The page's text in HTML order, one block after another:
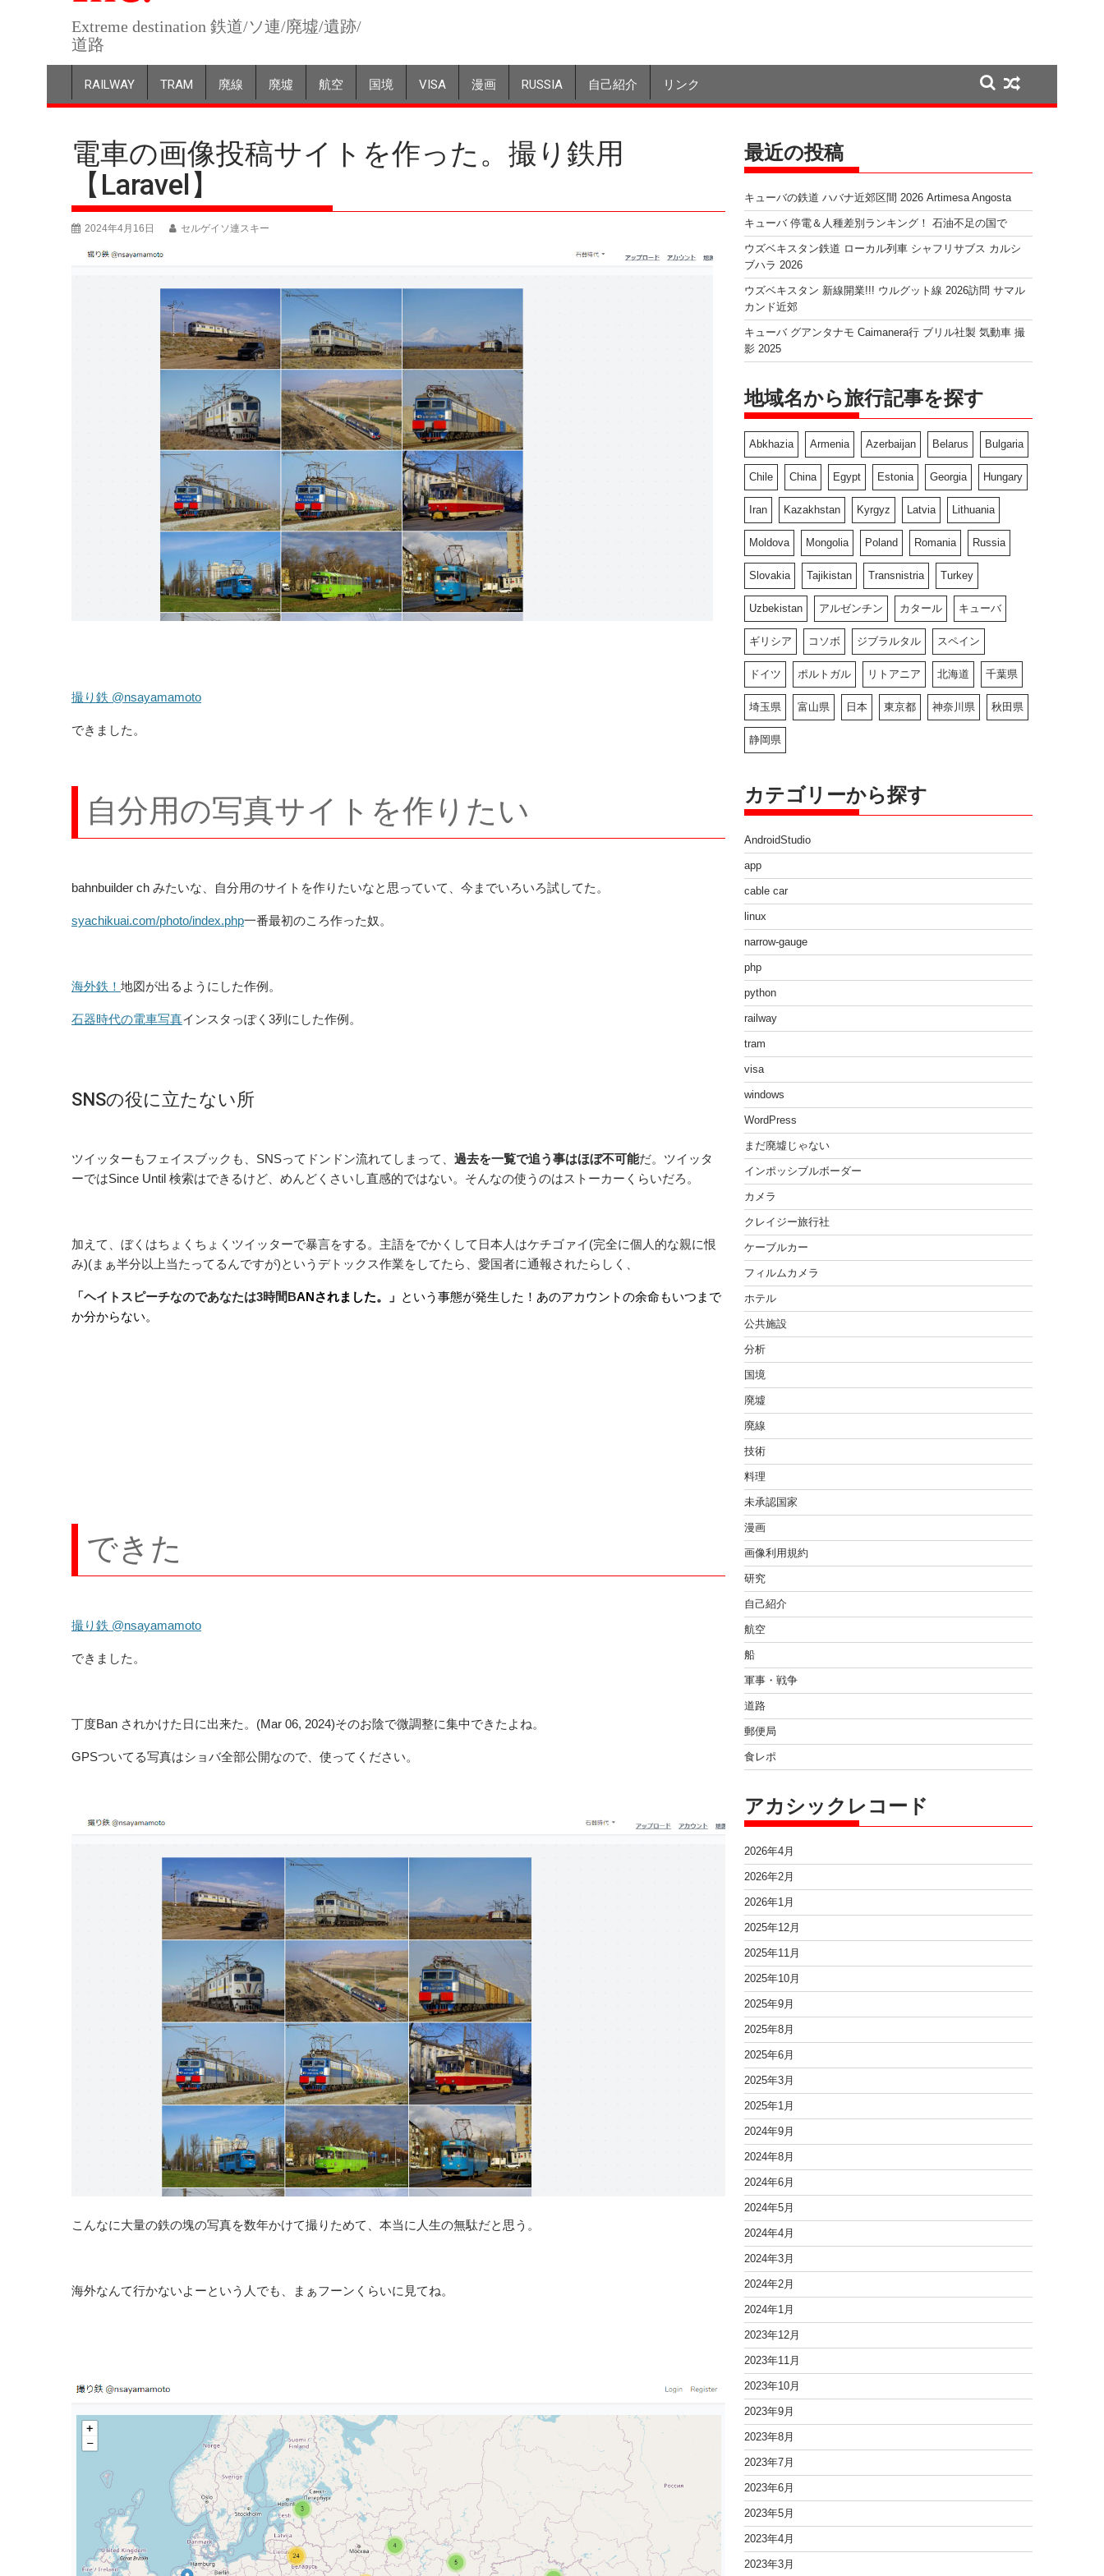
Extreme destination 鉄道/ソ連/廃墟/遺跡/
道路
RAILWAY TRAM 廃線 廃墟 航空 国境 VISA 漫画 RUSSIA 自己紹介 リンク
電車の画像投稿サイトを作った。撮り鉄用
【Laravel】
2024年4月16日 セルゲイソ連スキー
撮り鉄 @nsayamamoto
できました。
自分用の写真サイトを作りたい
bahnbuilder ch みたいな、自分用のサイトを作りたいなと思っていて、今までいろいろ試してた。
syachikuai.com/photo/index.php一番最初のころ作った奴。
海外鉄！ 地図が出るようにした作例。
石器時代の電車写真インスタっぽく3列にした作例。
SNSの役に立たない所
ツイッターもフェイスブックも、SNSってドンドン流れてしまって、 過去を一覧で追う事はほぼ不可能だ。ツイッタ
ーではSince Until 検索はできるけど、めんどくさいし直感的ではない。そんなの使うのはストーカーくらいだろ。
加えて、ぼくはちょくちょくツイッターで暴言をする。主語をでかくして日本人はケチゴァイ(完全に個人的な親に恨
み)(まぁ半分以上当たってるんですが)というデトックス作業をしてたら、愛国者に通報されたらしく、
「ヘイトスピーチなのであなたは3時間BANされました。」 という事態が発生した！あのアカウントの余命もいつまで
か分からない。
できた
撮り鉄 @nsayamamoto
できました。
丁度Ban されかけた日に出来た。(Mar 06, 2024)そのお陰で微調整に集中できたよね。
GPSついてる写真はショバ全部公開なので、使ってください。
こんなに大量の鉄の塊の写真を数年かけて撮りためて、本当に人生の無駄だと思う。
海外なんて行かないよーという人でも、まぁフーンくらいに見てね。
最近の投稿
キューバの鉄道 ハバナ近郊区間 2026 Artimesa Angosta
キューバ 停電＆人種差別ランキング！ 石油不足の国で
ウズベキスタン鉄道 ローカル列車 シャフリサブス カルシ
ブハラ 2026
ウズベキスタン 新線開業!!! ウルグット線 2026訪問 サマル
カンド近郊
キューバ グアンタナモ Caimanera行 ブリル社製 気動車 撮
影 2025
地域名から旅行記事を探す
Abkhazia Armenia Azerbaijan Belarus Bulgaria
Chile China Egypt Estonia Georgia Hungary
Iran Kazakhstan Kyrgyz Latvia Lithuania
Moldova Mongolia Poland Romania Russia
Slovakia Tajikistan Transnistria Turkey
Uzbekistan アルゼンチン カタール キューバ
ギリシア コソボ ジブラルタル スペイン
ドイツ ポルトガル リトアニア 北海道 千葉県
埼玉県 富山県 日本 東京都 神奈川県 秋田県
静岡県
カテゴリーから探す
AndroidStudio
app
cable car
linux
narrow-gauge
php
python
railway
tram
visa
windows
WordPress
まだ廃墟じゃない
インポッシブルボーダー
カメラ
クレイジー旅行社
ケーブルカー
フィルムカメラ
ホテル
公共施設
分析
国境
廃墟
廃線
技術
料理
未承認国家
漫画
画像利用規約
研究
自己紹介
航空
船
軍事・戦争
道路
郵便局
食レポ
アカシックレコード
2026年4月
2026年2月
2026年1月
2025年12月
2025年11月
2025年10月
2025年9月
2025年8月
2025年6月
2025年3月
2025年1月
2024年9月
2024年8月
2024年6月
2024年5月
2024年4月
2024年3月
2024年2月
2024年1月
2023年12月
2023年11月
2023年10月
2023年9月
2023年8月
2023年7月
2023年6月
2023年5月
2023年4月
2023年3月